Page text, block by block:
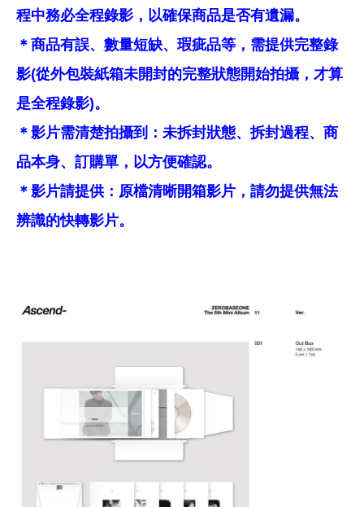
程中務必全程錄影，以確保商品是否有遺漏。
＊商品有誤、數量短缺、瑕疵品等，需提供完整錄
影(從外包裝紙箱未開封的完整狀態開始拍攝，才算
是全程錄影)。
＊影片需清楚拍攝到：未拆封狀態、拆封過程、商
品本身、訂購單，以方便確認。
＊影片請提供：原檔清晰開箱影片，請勿提供無法
辨識的快轉影片。